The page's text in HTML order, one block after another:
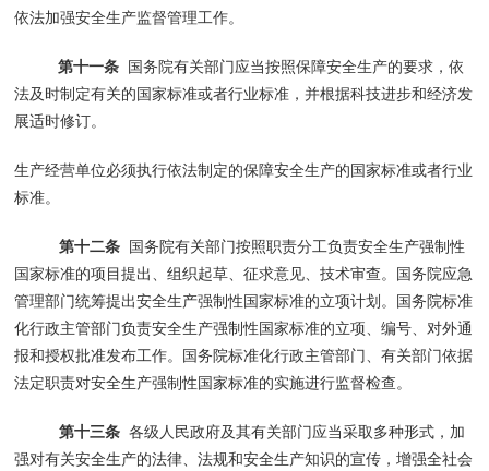
依法加强安全生产监督管理工作。
第十一条
国务院有关部门应当按照保障安全生产的要求，依
法及时制定有关的国家标准或者行业标准，并根据科技进步和经济发
展适时修订。
生产经营单位必须执行依法制定的保障安全生产的国家标准或者行业
标准。
第十二条国务院有关部门按照职责分工负责安全生产强制性
国家标准的项目提出、组织起草、征求意见、技术审查。国务院应急
管理部门统筹提出安全生产强制性国家标准的立项计划。国务院标准
化行政主管部门负责安全生产强制性国家标准的立项、编号、对外通
报和授权批准发布工作。国务院标准化行政主管部门、有关部门依据
法定职责对安全生产强制性国家标准的实施进行监督检查。
第十三条各级人民政府及其有关部门应当采取多种形式，加
强对有关安全生产的法律、法规和安全生产知识的宣传，增强全社会